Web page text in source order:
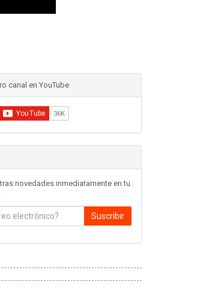
canal en YouTube
novedades inmediatamente en tu
Suscribir